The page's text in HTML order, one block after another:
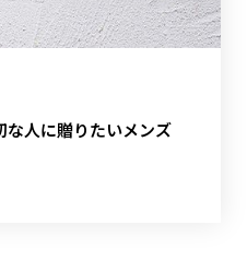
人に贈りたいメンズ